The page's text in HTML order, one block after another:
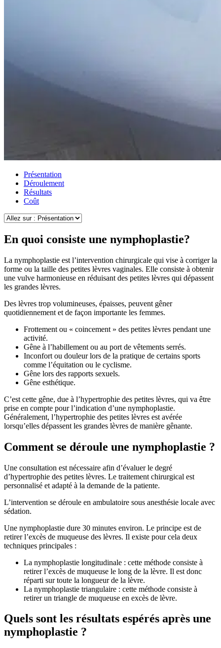
Présentation
Déroulement
Résultats
Coût
En quoi consiste une nymphoplastie?
La nymphoplastie est l’intervention chirurgicale qui vise à corriger la
forme ou la taille des petites lèvres vaginales. Elle consiste à obtenir
une vulve harmonieuse en réduisant des petites lèvres qui dépassent
les grandes lèvres.
Des lèvres trop volumineuses, épaisses, peuvent gêner
quotidiennement et de façon importante les femmes.
Frottement ou « coincement » des petites lèvres pendant une
activité.
Gêne à l’habillement ou au port de vêtements serrés.
Inconfort ou douleur lors de la pratique de certains sports
comme l’équitation ou le cyclisme.
Gêne lors des rapports sexuels.
Gêne esthétique.
C’est cette gêne, due à l’hypertrophie des petites lèvres, qui va être
prise en compte pour l’indication d’une nymphoplastie.
Généralement, l’hypertrophie des petites lèvres est avérée
lorsqu’elles dépassent les grandes lèvres de manière gênante.
Comment se déroule une nymphoplastie ?
Une consultation est nécessaire afin d’évaluer le degré
d’hypertrophie des petites lèvres. Le traitement chirurgical est
personnalisé et adapté à la demande de la patiente.
L’intervention se déroule en ambulatoire sous anesthésie locale avec
sédation.
Une nymphoplastie dure 30 minutes environ. Le principe est de
retirer l’excès de muqueuse des lèvres. Il existe pour cela deux
techniques principales :
La nymphoplastie longitudinale : cette méthode consiste à
retirer l’excès de muqueuse le long de la lèvre. Il est donc
réparti sur toute la longueur de la lèvre.
La nymphoplastie triangulaire : cette méthode consiste à
retirer un triangle de muqueuse en excès de lèvre.
Quels sont les résultats espérés après une
nymphoplastie ?